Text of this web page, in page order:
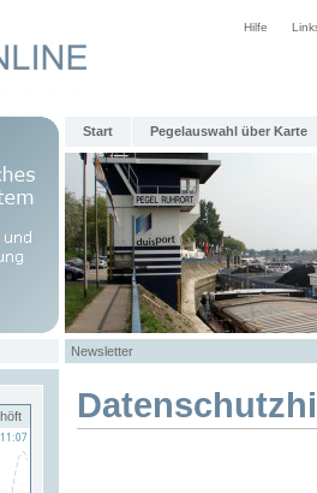
Hilfe
Start Pegelauswahl über Karte
Newsletter